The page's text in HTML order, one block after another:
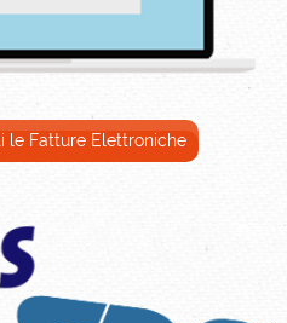
le Fatture Elettroniche